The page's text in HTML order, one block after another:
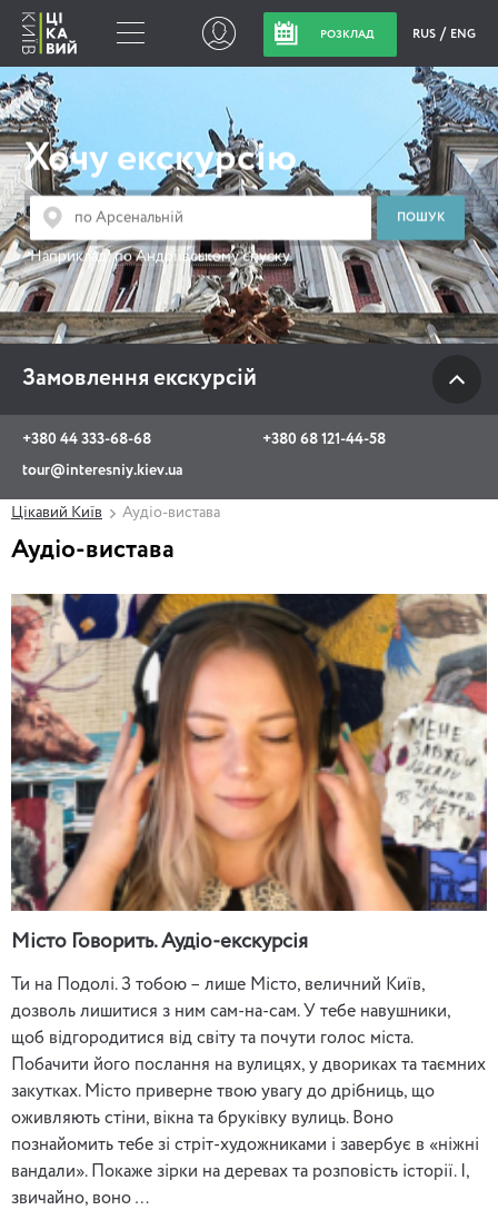
РОЗКЛАД RUS ENG
Хочу екскурсію
Наприклад:по Андріївському спуску
Замовлення екскурсій
+380 44 333-68-68
+380 68 121-44-58
tour@interesniy.kiev.ua
Замовлення
екскурсій
+380 44 333-68-68
+380 68 121-44-58
tour@interesniy.kiev.ua
з 10.00 до 19:30 щоденно
Viber WhatsApp
Цікавий Київ Аудіо-вистава
Аудіо-вистава
Місто Говорить. Аудіо-екскурсія
Ти на Подолі. З тобою – лише Місто, величний Київ,
дозволь лишитися з ним сам-на-сам. У тебе навушники,
щоб відгородитися від світу та почути голос міста.
Побачити його послання на вулицях, у двориках та таємних
закутках. Місто приверне твою увагу до дрібниць, що
оживляють стіни, вікна та бруківку вулиць. Воно
познайомить тебе зі стріт-художниками і завербує в «ніжні
вандали». Покаже зірки на деревах та розповість історії. І,
звичайно, воно …